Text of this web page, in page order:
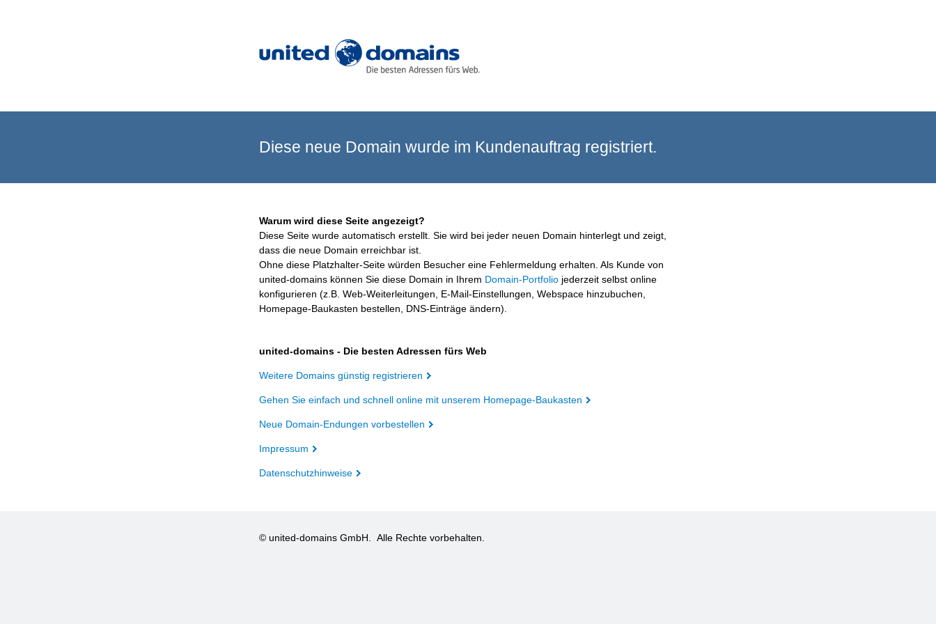
Diese neue Domain wurde im Kundenauftrag registriert.
Warum wird diese Seite angezeigt?
Diese Seite wurde automatisch erstellt. Sie wird bei jeder neuen Domain hinterlegt und zeigt,
dass die neue Domain erreichbar ist.
Ohne diese Platzhalter-Seite würden Besucher eine Fehlermeldung erhalten. Als Kunde von
united-domains können Sie diese Domain in Ihrem Domain-Portfolio jederzeit selbst online
konfigurieren (z.B. Web-Weiterleitungen, E-Mail-Einstellungen, Webspace hinzubuchen,
Homepage-Baukasten bestellen, DNS-Einträge ändern).
united-domains - Die besten Adressen fürs Web
Weitere Domains günstig registrieren
Gehen Sie einfach und schnell online mit unserem Homepage-Baukasten
Neue Domain-Endungen vorbestellen
Impressum
Datenschutzhinweise
© united-domains GmbH. Alle Rechte vorbehalten.